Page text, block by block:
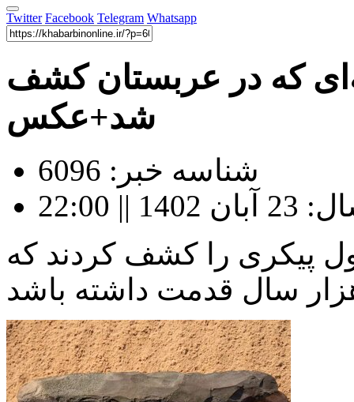
Twitter Facebook Telegram Whatsapp
ساله‌ای که در عربستان کشف
شد+عکس
شناسه خبر: 6096
22:00
پیکری را کشف کردند که